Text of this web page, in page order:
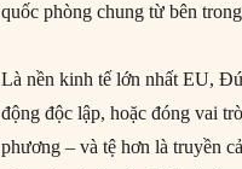
quốc phòng chung từ bên
Là nền kinh tế lớn nhất EU,
động độc lập, hoặc đóng vai
phương – và tệ hơn là truyền